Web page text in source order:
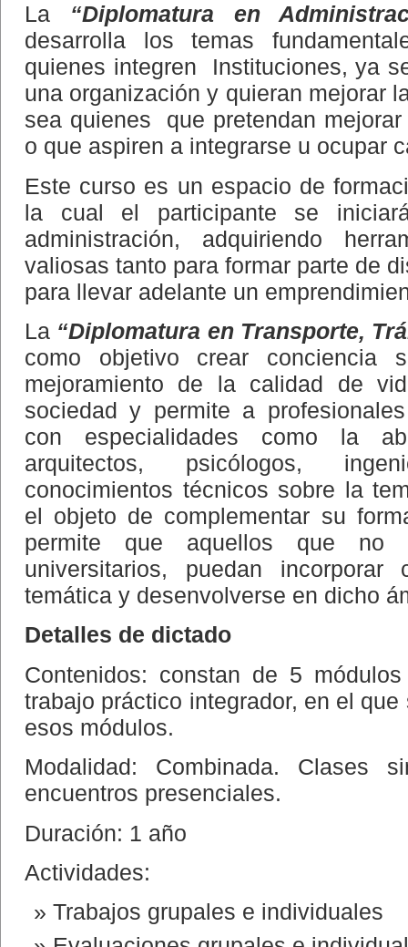
La “Diplomatura en
desarrolla los temas
quienes integren Instituciones, ya
una organización y quieran mejorar
sea quienes que pretendan
o que aspiren a integrarse u ocupar
Este curso es un espacio de
la cual el participante se
administración, adquiriendo
valiosas tanto para formar parte de
para llevar adelante un
La “Diplomatura en Transporte,
como objetivo crear conciencia
mejoramiento de la calidad de
sociedad y permite a
con especialidades como la
arquitectos, psicólogos,
conocimientos técnicos sobre la
el objeto de complementar su
permite que aquellos que no
universitarios, puedan incorporar
temática y desenvolverse en dicho
Detalles de dictado
Contenidos: constan de 5
trabajo práctico integrador, en el
esos módulos.
Modalidad: Combinada. Clases
encuentros presenciales.
Duración: 1 año
Actividades:
Trabajos grupales e individuales